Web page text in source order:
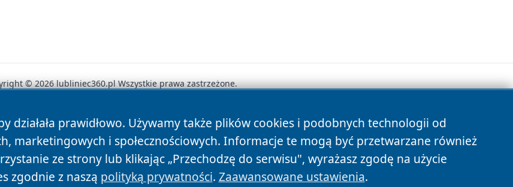
działała prawidłowo. Używamy także plików cookies i podobnych technologii od
marketingowych i społecznościowych. Informacje te mogą być przetwarzane również
ze strony lub klikając „Przechodzę do serwisu", wyrażasz zgodę na użycie
zgodnie z naszą polityką prywatności. Zaawansowane ustawienia.
© 2026 lubliniec360.pl Wszystkie prawa zastrzeżone.
Autorzy Polityka Prywatności Polityka Cookies